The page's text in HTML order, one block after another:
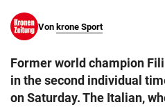
search
eingeben
Von krone Sport
Former world champion
in the second individual
on Saturday. The Italian,